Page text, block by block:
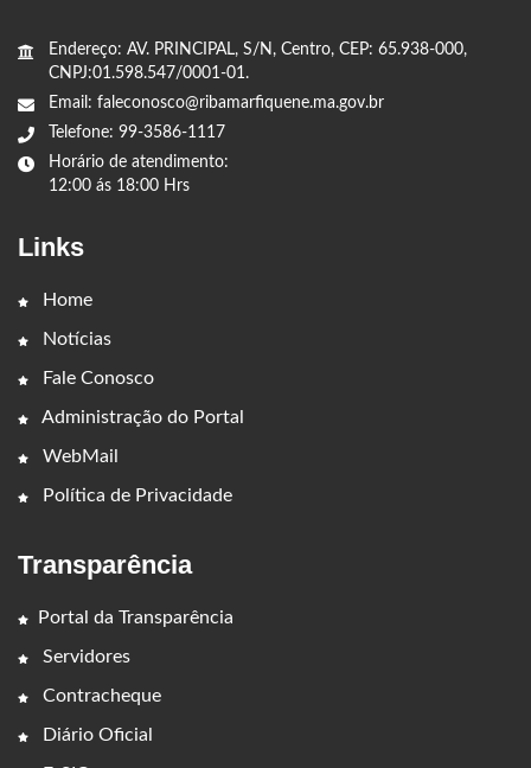
Endereço: AV. PRINCIPAL, S/N, Centro, CEP: 65.938-000,
CNPJ:01.598.547/0001-01.
Email: faleconosco@ribamarfiquene.ma.gov.br
Telefone: 99-3586-1117
Horário de atendimento:
12:00 ás 18:00 Hrs
Links
Home
Notícias
Fale Conosco
Administração do Portal
WebMail
Política de Privacidade
Transparência
Portal da Transparência
Servidores
Contracheque
Diário Oficial